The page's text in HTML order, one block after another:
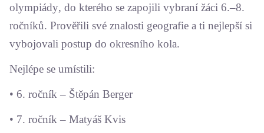
olympiády, do kterého se zapojili vybraní žáci 6.–8.
ročníků. Prověřili své znalosti geografie a ti nejlepší si
vybojovali postup do okresního kola.
Nejlépe se umístili:
• 6. ročník – Štěpán Berger
• 7. ročník – Matyáš Kvis